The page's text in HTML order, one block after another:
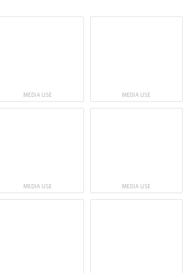
MEDIA USE MEDIA USE
MEDIA USE MEDIA USE